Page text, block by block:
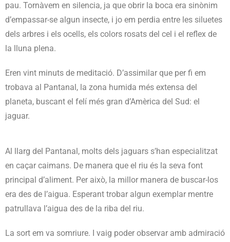
pau. Tornàvem en silencia, ja que obrir la boca era sinònim
d’empassar-se algun insecte, i jo em perdia entre les siluetes
dels arbres i els ocells, els colors rosats del cel i el reflex de
la lluna plena.
Eren vint minuts de meditació. D’assimilar que per fi em
trobava al Pantanal, la zona humida més extensa del
planeta, buscant el felí més gran d’Amèrica del Sud: el
jaguar.
Al llarg del Pantanal, molts dels jaguars s’han especialitzat
en caçar caimans. De manera que el riu és la seva font
principal d’aliment. Per això, la millor manera de buscar-los
era des de l’aigua. Esperant trobar algun exemplar mentre
patrullava l’aigua des de la riba del riu.
La sort em va somriure. I vaig poder observar amb admiració